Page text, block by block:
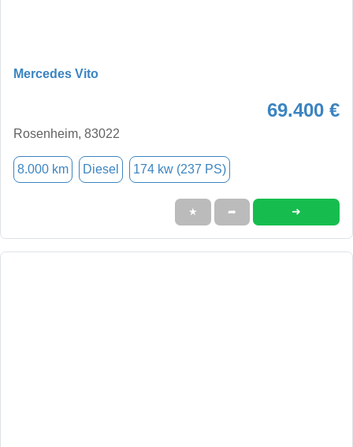
Mercedes Vito
69.400 €
Rosenheim, 83022
8.000 km Diesel 174 kw (237 PS)
★ ➦ ➜